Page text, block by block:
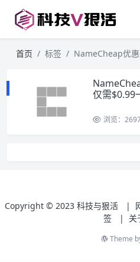
首页 标签 NameCheap优
仅需$0.99
浏览：
Copyright © 2023 科技与狠活 |
签
| 关
Theme